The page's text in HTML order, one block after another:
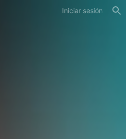
Iniciar sesión